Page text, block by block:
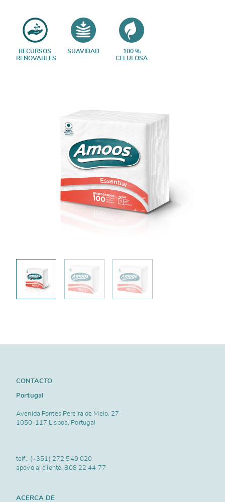
RECURSOS
RENOVABLES
SUAVIDAD
100 %
CELULOSA
CONTACTO
Portugal
Avenida Fontes Pereira de Melo, 27
1050-117 Lisboa, Portugal
telf.. (+351) 272 549 020
apoyo al cliente.808 22 44 77
ACERCA DE